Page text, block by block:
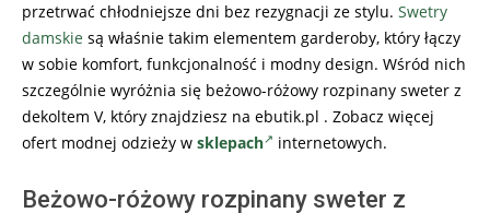
przetrwać chłodniejsze dni bez rezygnacji ze stylu. Swetry
damskie są właśnie takim elementem garderoby, który łączy
w sobie komfort, funkcjonalność i modny design. Wśród nich
szczególnie wyróżnia się beżowo-różowy rozpinany sweter z
dekoltem V, który znajdziesz na ebutik.pl . Zobacz więcej
ofert modnej odzieży w sklepach internetowych.
Beżowo-różowy rozpinany sweter z